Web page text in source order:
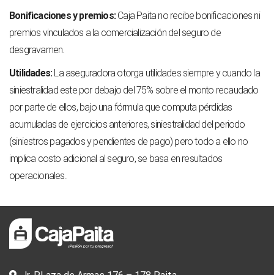
Bonificaciones y premios:Caja Paita no recibe bonificaciones ni
premios vinculados a la comercialización del seguro de
desgravamen.
Utilidades:La aseguradora otorga utilidades siempre y cuando la
siniestralidad este por debajo del 75% sobre el monto recaudado
por parte de ellos, bajo una fórmula que computa pérdidas
acumuladas de ejercicios anteriores, siniestralidad del periodo
(siniestros pagados y pendientes de pago) pero todo a ello no
implica costo adicional al seguro, se basa en resultados
operacionales.